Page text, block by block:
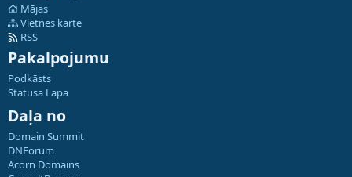
Mājas
Vietnes karte
RSS
Pakalpojumu
Podkāsts
Statusa Lapa
Daļa no
Domain Summit
DNForum
Acorn Domains